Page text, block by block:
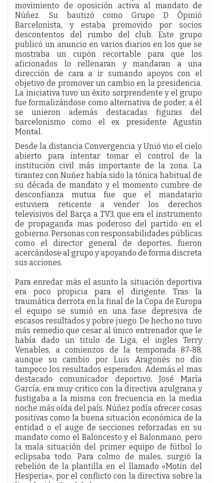
movimiento de oposición activa al mandato de
Núñez. Su bautizó como Grupo D Òpinió
Barcelonista, y estaba promovido por socios
descontentos del rumbo del club. Este grupo
publicó un anuncio en varios diarios en los que se
mostraba un cupón recortable para que los
aficionados lo rellenaran y mandaran a una
dirección de cara a ir sumando apoyos con el
objetivo de promover un cambio en la presidencia.
La iniciativa tuvo un éxito sorprendente y el grupo
fue formalizándose como alternativa de poder, a él
se unieron además destacadas figuras del
barcelonismo como el ex presidente Agustin
Montal.
Desde la distancia Convergencia y Unió vio el cielo
abierto para intentar tomar el control de la
institución civil más importante de la zona. La
tirantez con Nuñez había sido la tónica habitual de
su década de mandato y el momento cumbre de
desconfianza mutua fue que el mandatario
estuviera reticente a vender los derechos
televisivos del Barça a TV3, que era el instrumento
de propaganda mas poderoso del partido en el
gobierno. Personas con responsabilidades públicas
como el director general de deportes, fueron
acercándose al grupo y apoyando de forma discreta
sus acciones.
Para enredar más el asunto la situación deportiva
era poco propicia para el dirigente. Tras la
traumática derrota en la final de la Copa de Europa
el equipo se sumió en una fase depresiva de
escasos resultados y pobre juego. De hecho no tuvo
más remedio que cesar al único entrenador que le
había dado un titulo de Liga, el ingles Terry
Venables, a comienzos de la temporada 87-88,
aunque su cambio por Luis Aragonés no dio
tampoco los resultados esperados. Además el mas
destacado comunicador deportivo, José María
García, era muy critico con la directiva azulgrana y
fustigaba a la misma con frecuencia en la media
noche más oída del país. Núñez podía ofrecer cosas
positivas como la buena situación económica de la
entidad o el auge de secciones reforzadas en su
mandato como el Baloncesto y el Balonmano, pero
la mala situación del primer equipo de fútbol lo
eclipsaba todo. Para colmo de males, surgió la
rebelión de la plantilla en el llamado «Motin del
Hesperia», por el conflicto con la directiva sobre la